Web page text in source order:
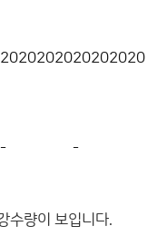
2020202020202020
- -
수량이 보입니다.